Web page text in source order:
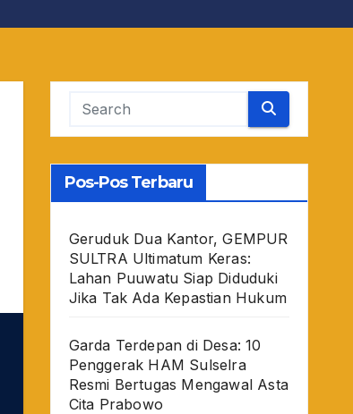
Pos-Pos Terbaru
Geruduk Dua Kantor, GEMPUR
SULTRA Ultimatum Keras:
Lahan Puuwatu Siap Diduduki
Jika Tak Ada Kepastian Hukum
Garda Terdepan di Desa: 10
Penggerak HAM Sulselra
Resmi Bertugas Mengawal Asta
Cita Prabowo